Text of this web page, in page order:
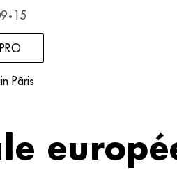
• 15
Pâris